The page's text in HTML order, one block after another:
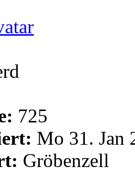
725
Mo 31. Jan
Gröbenzell